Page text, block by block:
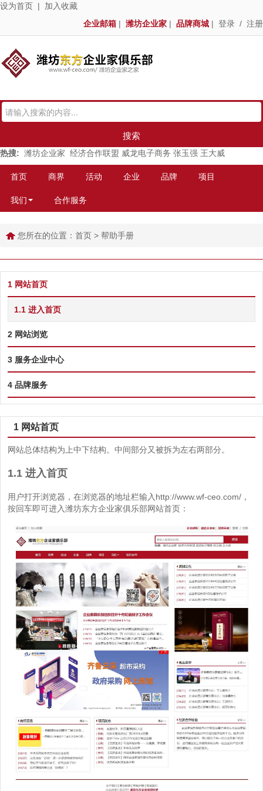
设为首页 | 加入收藏
企业邮箱 | 潍坊企业家 | 品牌商城 | 登录 / 注册
搜索
热搜: 潍坊企业家 经济合作联盟 威龙电子商务 张玉强 王大威
首页 商界 活动 企业 品牌 项目
我们 合作服务
您所在的位置： 首页 > 帮助手册
1 网站首页
1.1 进入首页
2 网站浏览
3 服务企业中心
4 品牌服务
1 网站首页
网站总体结构为上中下结构。中间部分又被拆为左右两部分。
1.1 进入首页
用户打开浏览器，在浏览器的地址栏输入http://www.wf-ceo.com/，
按回车即可进入潍坊东方企业家俱乐部网站首页：